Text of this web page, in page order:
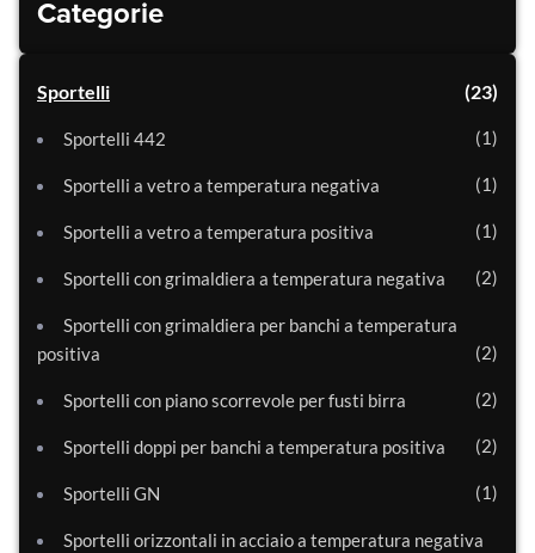
Categorie
Sportelli 23
Sportelli 442 1
Sportelli a vetro a temperatura negativa 1
Sportelli a vetro a temperatura positiva 1
Sportelli con grimaldiera a temperatura negativa 2
Sportelli con grimaldiera per banchi a temperatura
positiva
2
Sportelli con piano scorrevole per fusti birra 2
Sportelli doppi per banchi a temperatura positiva 2
Sportelli GN 1
Sportelli orizzontali in acciaio a temperatura negativa